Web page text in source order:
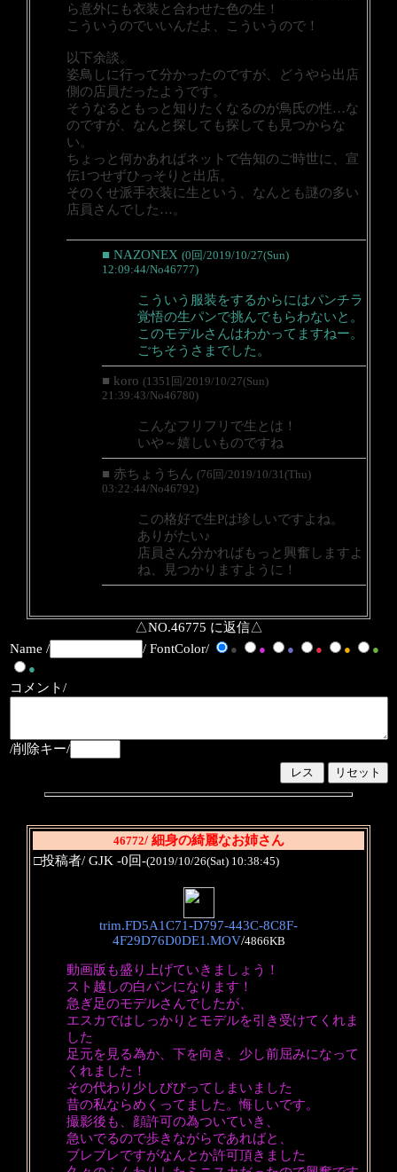
ら意外にも衣装と合わせた色の生！
こういうのでいいんだよ、こういうので！
以下余談。
姿鳥しに行って分かったのですが、どうやら出店
側の店員だったようです。
そうなるともっと知りたくなるのが鳥氏の性…な
のですが、なんと探しても探しても見つからな
い。
ちょっと何かあればネットで告知のご時世に、宣
伝1つせずひっそりと出店。
そのくせ派手衣装に生という、なんとも謎の多い
店員さんでした…。
■ NAZONEX (0回/2019/10/27(Sun)
12:09:44/No46777)
こういう服装をするからにはパンチラ
覚悟の生パンで挑んでもらわないと。
このモデルさんはわかってますねー。
ごちそうさまでした。
■ koro (1351回/2019/10/27(Sun)
21:39:43/No46780)
こんなフリフリで生とは！
いや～嬉しいものですね
■ 赤ちょうちん (76回/2019/10/31(Thu)
03:22:44/No46792)
この格好で生Pは珍しいですよね。
ありがたい♪
店員さん分かればもっと興奮しますよ
ね、見つかりますように！
△NO.46775 に返信△
Name /
/ FontColor/ ● ● ● ● ●
●
●
コメント/
/削除キー/
46772/ 細身の綺麗なお姉さん
□投稿者/ GJK -0回-(2019/10/26(Sat) 10:38:45)
trim.FD5A1C71-D797-443C-8C8F-
4F29D76D0DE1.MOV/4866KB
動画版も盛り上げていきましょう！
スト越しの白パンになります！
急ぎ足のモデルさんでしたが、
エスカではしっかりとモデルを引き受けてくれま
した
足元を見る為か、下を向き、少し前屈みになって
くれました！
その代わり少しびびってしまいました
昔の私ならめくってました。悔しいです。
撮影後も、顔許可の為ついていき、
急いでるので歩きながらであればと、
ブレブレですがなんとか許可頂きました